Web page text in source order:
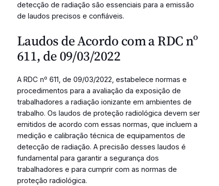
detecção de radiação são essenciais para a emissão
de laudos precisos e confiáveis.
Laudos de Acordo com a RDC nº
611, de 09/03/2022
A RDC nº 611, de 09/03/2022, estabelece normas e
procedimentos para a avaliação da exposição de
trabalhadores a radiação ionizante em ambientes de
trabalho. Os laudos de proteção radiológica devem ser
emitidos de acordo com essas normas, que incluem a
medição e calibração técnica de equipamentos de
detecção de radiação. A precisão desses laudos é
fundamental para garantir a segurança dos
trabalhadores e para cumprir com as normas de
proteção radiológica.